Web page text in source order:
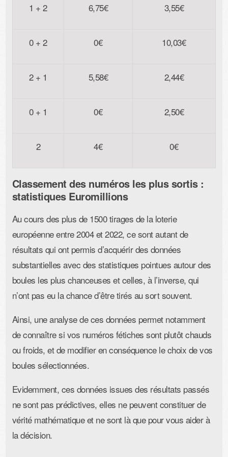
1 + 2 6,75€ 3,55€
0 + 2 0€ 10,03€
2 + 1 5,58€ 2,44€
0 + 1 0€ 2,50€
2 4€ 0€
Classement des numéros les plus sortis :
statistiques Euromillions
Au cours des plus de 1500 tirages de la loterie
européenne entre 2004 et 2022, ce sont autant de
résultats qui ont permis d’acquérir des données
substantielles avec des statistiques pointues autour des
boules les plus chanceuses et celles, à l’inverse, qui
n’ont pas eu la chance d’être tirés au sort souvent.
Ainsi, une analyse de ces données permet notamment
de connaître si vos numéros fétiches sont plutôt chauds
ou froids, et de modifier en conséquence le choix de vos
boules sélectionnées.
Evidemment, ces données issues des résultats passés
ne sont pas prédictives, elles ne peuvent constituer de
vérité mathématique et ne sont là que pour vous aider à
la décision.